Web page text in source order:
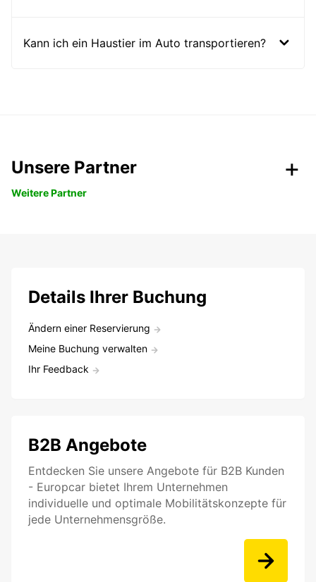
Kann ich ein Haustier im Auto transportieren?
Unsere Partner
Weitere Partner
Details Ihrer Buchung
Ändern einer Reservierung
Meine Buchung verwalten
Ihr Feedback
B2B Angebote
Entdecken Sie unsere Angebote für B2B Kunden
- Europcar bietet Ihrem Unternehmen
individuelle und optimale Mobilitätskonzepte für
jede Unternehmensgröße.